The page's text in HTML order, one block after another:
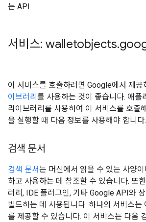
는 API
서비스: walletobjects.
이 서비스를 호출하려면 Google에서 제공
이브러리 를 사용하는 것이 좋습니다. 애플
라이브러리를 사용하여 이 서비스를 호출
을 실행할 때 다음 정보를 사용해야 합니다.
검색 문서
검색 문서는 머신에서 읽을 수 있는 사양
하고 사용하는 데 참조할 수 있습니다. 또
러리, IDE 플러그인, 기타 Google API와
빌드하는 데 사용됩니다. 하나의 서비스는
를 제공할 수 있습니다. 이 서비스는 다음